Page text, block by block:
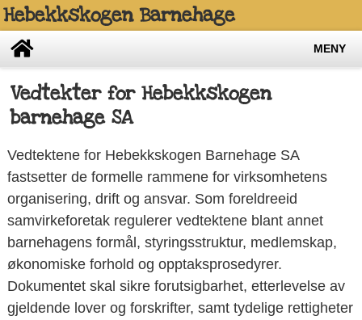
Hebekkskogen Barnehage
MENY
Vedtekter for Hebekkskogen
barnehage SA
Vedtektene for Hebekkskogen Barnehage SA
fastsetter de formelle rammene for virksomhetens
organisering, drift og ansvar. Som foreldreeid
samvirkeforetak regulerer vedtektene blant annet
barnehagens formål, styringsstruktur, medlemskap,
økonomiske forhold og opptaksprosedyrer.
Dokumentet skal sikre forutsigbarhet, etterlevelse av
gjeldende lover og forskrifter, samt tydelige rettigheter